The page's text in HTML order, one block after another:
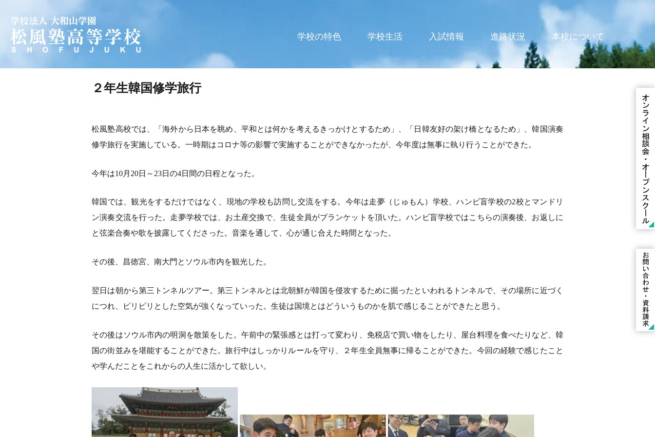
学校法人 大和山学園 松風塾高等学校
学校の特色 学校生活 入試情報 進路状況 本校について
２年生韓国修学旅行
松風塾高校では、「海外から日本を眺め、平和とは何かを考えるきっかけとするため」、「日韓友好の架け橋となるため」、韓国演奏
修学旅行を実施している。一時期はコロナ等の影響で実施することができなかったが、今年度は無事に執り行うことができた。
今年は10月20日～23日の4日間の日程となった。
韓国では、観光をするだけではなく、現地の学校も訪問し交流をする。今年は走夢（じゅもん）学校、ハンビ盲学校の2校とマンドリ
ン演奏交流を行った。走夢学校では、お土産交換で、生徒全員がブランケットを頂いた。ハンビ盲学校ではこちらの演奏後、お返しに
と弦楽合奏や歌を披露してくださった。音楽を通して、心が通じ合えた時間となった。
その後、昌徳宮、南大門とソウル市内を観光した。
翌日は朝から第三トンネルツアー。第三トンネルとは北朝鮮が韓国を侵攻するために掘ったといわれるトンネルで、その場所に近づく
につれ、ピリピリとした空気が強くなっていった。生徒は国境とはどういうものかを肌で感じることができたと思う。
その後はソウル市内の明洞を散策をした。午前中の緊張感とは打って変わり、免税店で買い物をしたり、屋台料理を食べたりなど、韓
国の街並みを堪能することができた。旅行中はしっかりルールを守り、２年生全員無事に帰ることができた。今回の経験で感じたこと
や学んだことをこれからの人生に活かして欲しい。